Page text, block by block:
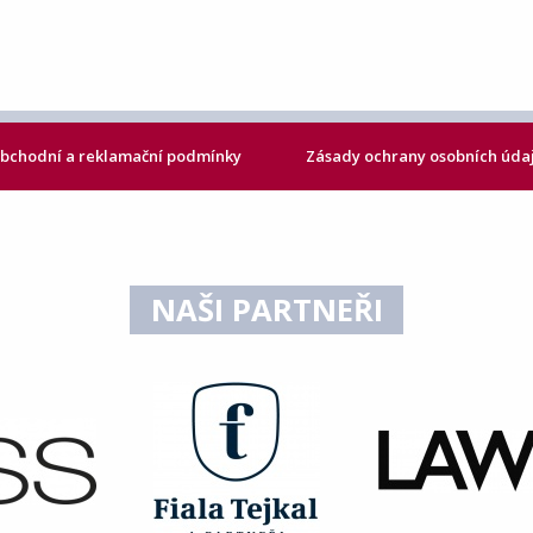
a reklamační podmínky Zásady ochrany osobních
NAŠI PARTNEŘI